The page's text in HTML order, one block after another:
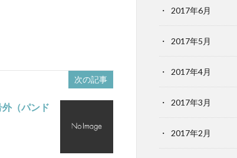
次の記事
（パンド
2017年6月
2017年5月
2017年4月
2017年3月
2017年2月